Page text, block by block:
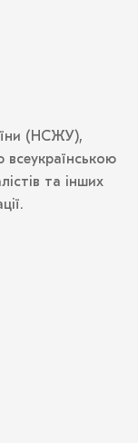
(НСЖУ),
всеукраїнською
та інших